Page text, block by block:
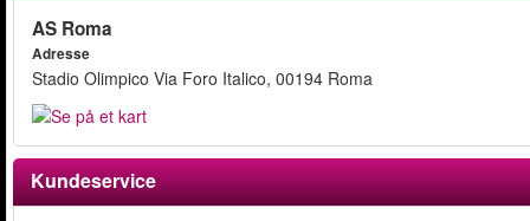
AS Roma
Adresse
Stadio Olimpico Via Foro Italico, 00194 Roma
Kundeservice